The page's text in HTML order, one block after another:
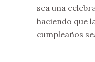
sea una
haciendo que
cumpleaños